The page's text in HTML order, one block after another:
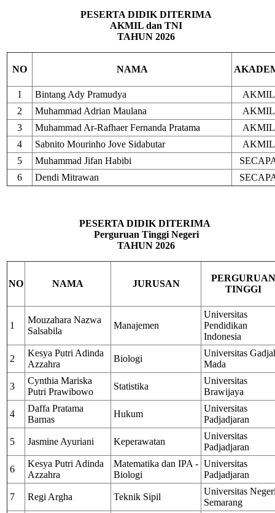
PESERTA DIDIK DITERIMA
AKMIL dan TNI
TAHUN 2026
NO NAMA
1 Bintang Ady Pramudya
AKMIL
2
Muhammad Adrian Maulana
AKMIL
3
Muhammad Ar-Rafhaer Fernanda Pratama
AKMIL
4
Sabnito Mourinho Jove Sidabutar
AKMIL
5
Muhammad Jifan Habibi
6
Dendi Mitrawan
PESERTA DIDIK DITERIMA
Perguruan Tinggi Negeri
TAHUN 2026
NO NAMA JURUSAN
PERGURUAN
TINGGI
1
Mouzahara Nazwa
Salsabila
Manajemen
Universitas
Pendidikan
Indonesia
2
Kesya Putri Adinda
Azzahra
Biologi
Universitas
Mada
3
Cynthia Mariska
Putri Prawibowo
Statistika
Universitas
Brawijaya
4
Daffa Pratama
Barnas
Hukum
Universitas
Padjadjaran
5 Jasmine Ayuriani Keperawatan
Universitas
Padjadjaran
6
Kesya Putri Adinda
Azzahra
Matematika dan IPA -
Biologi
Universitas
Padjadjaran
7 Regi Argha Teknik Sipil
Universitas
Semarang